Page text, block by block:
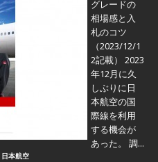
グレードの
相場感と入
札のコツ
（2023/12/1
2記載） 2023
年12月に久
しぶりに日
本航空の国
際線を利用
する機会が
あった。 調...
日本航空